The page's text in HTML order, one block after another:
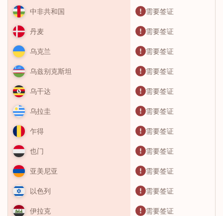
中非共和国 需要签证
丹麦 需要签证
乌克兰 需要签证
乌兹别克斯坦 需要签证
乌干达 需要签证
乌拉圭 需要签证
乍得 需要签证
也门 需要签证
亚美尼亚 需要签证
以色列 需要签证
伊拉克 需要签证